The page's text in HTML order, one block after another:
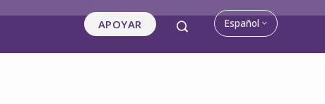
APOYAR Español